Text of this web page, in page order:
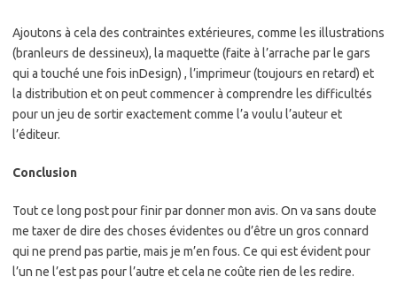
Ajoutons à cela des contraintes extérieures, comme les illustrations
(branleurs de dessineux), la maquette (faite à l’arrache par le gars
qui a touché une fois inDesign) , l’imprimeur (toujours en retard) et
la distribution et on peut commencer à comprendre les difficultés
pour un jeu de sortir exactement comme l’a voulu l’auteur et
l’éditeur.
Conclusion
Tout ce long post pour finir par donner mon avis. On va sans doute
me taxer de dire des choses évidentes ou d’être un gros connard
qui ne prend pas partie, mais je m’en fous. Ce qui est évident pour
l’un ne l’est pas pour l’autre et cela ne coûte rien de les redire.